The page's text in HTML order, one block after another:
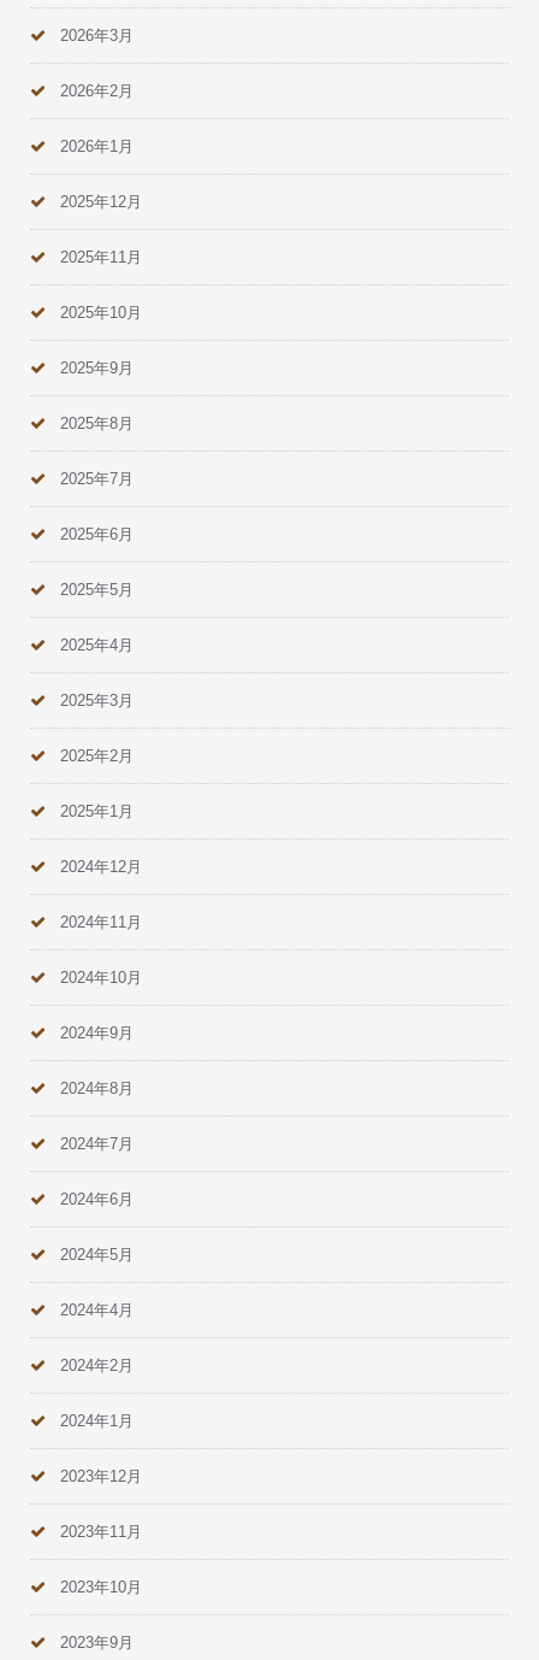
2026年3月
2026年2月
2026年1月
2025年12月
2025年11月
2025年10月
2025年9月
2025年8月
2025年7月
2025年6月
2025年5月
2025年4月
2025年3月
2025年2月
2025年1月
2024年12月
2024年11月
2024年10月
2024年9月
2024年8月
2024年7月
2024年6月
2024年5月
2024年4月
2024年2月
2024年1月
2023年12月
2023年11月
2023年10月
2023年9月